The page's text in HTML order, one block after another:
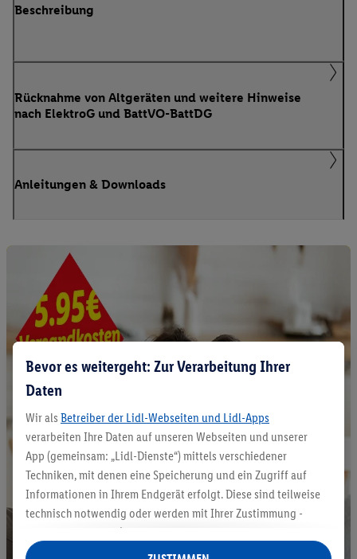
Beschreibung
Rücknahme von Altgeräten und weitere Hinweise
nach ElektroG und BattVO-BattDG
Anleitungen & Downloads
Bevor es weitergeht: Zur Verarbeitung Ihrer
Daten
Wir als Betreiber der Lidl-Webseiten und Lidl-Apps
verarbeiten Ihre Daten auf unseren Webseiten und unserer
App (gemeinsam: „Lidl-Dienste“) mittels verschiedener
Techniken, mit denen eine Speicherung und ein Zugriff auf
Informationen in Ihrem Endgerät erfolgt. Diese sind teilweise
technisch notwendig oder werden mit Ihrer Zustimmung -
auch durch Partner (u.a.
Verantwortliche; im Zusammenhang mit dem IAB TCF